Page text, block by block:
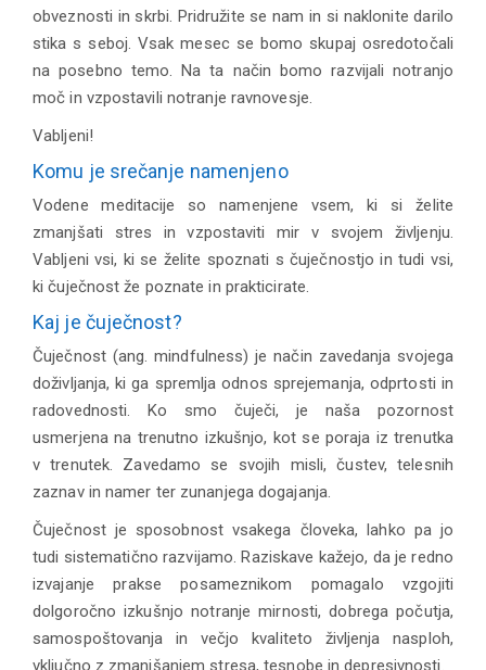
obveznosti in skrbi. Pridružite se nam in si naklonite darilo
stika s seboj. Vsak mesec se bomo skupaj osredotočali
na posebno temo. Na ta način bomo razvijali notranjo
moč in vzpostavili notranje ravnovesje.
Vabljeni!
Komu je srečanje namenjeno
Vodene meditacije so namenjene vsem, ki si želite
zmanjšati stres in vzpostaviti mir v svojem življenju.
Vabljeni vsi, ki se želite spoznati s čuječnostjo in tudi vsi,
ki čuječnost že poznate in prakticirate.
Kaj je čuječnost?
Čuječnost (ang. mindfulness) je način zavedanja svojega
doživljanja, ki ga spremlja odnos sprejemanja, odprtosti in
radovednosti. Ko smo čuječi, je naša pozornost
usmerjena na trenutno izkušnjo, kot se poraja iz trenutka
v trenutek. Zavedamo se svojih misli, čustev, telesnih
zaznav in namer ter zunanjega dogajanja.
Čuječnost je sposobnost vsakega človeka, lahko pa jo
tudi sistematično razvijamo. Raziskave kažejo, da je redno
izvajanje prakse posameznikom pomagalo vzgojiti
dolgoročno izkušnjo notranje mirnosti, dobrega počutja,
samospoštovanja in večjo kvaliteto življenja nasploh,
vključno z zmanjšanjem stresa, tesnobe in depresivnosti.